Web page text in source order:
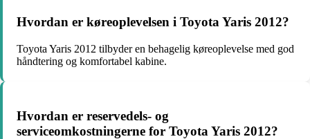
Hvordan er køreoplevelsen i Toyota Yaris 2012?
Toyota Yaris 2012 tilbyder en behagelig køreoplevelse med god
håndtering og komfortabel kabine.
Hvordan er reservedels- og
serviceomkostningerne for Toyota Yaris 2012?